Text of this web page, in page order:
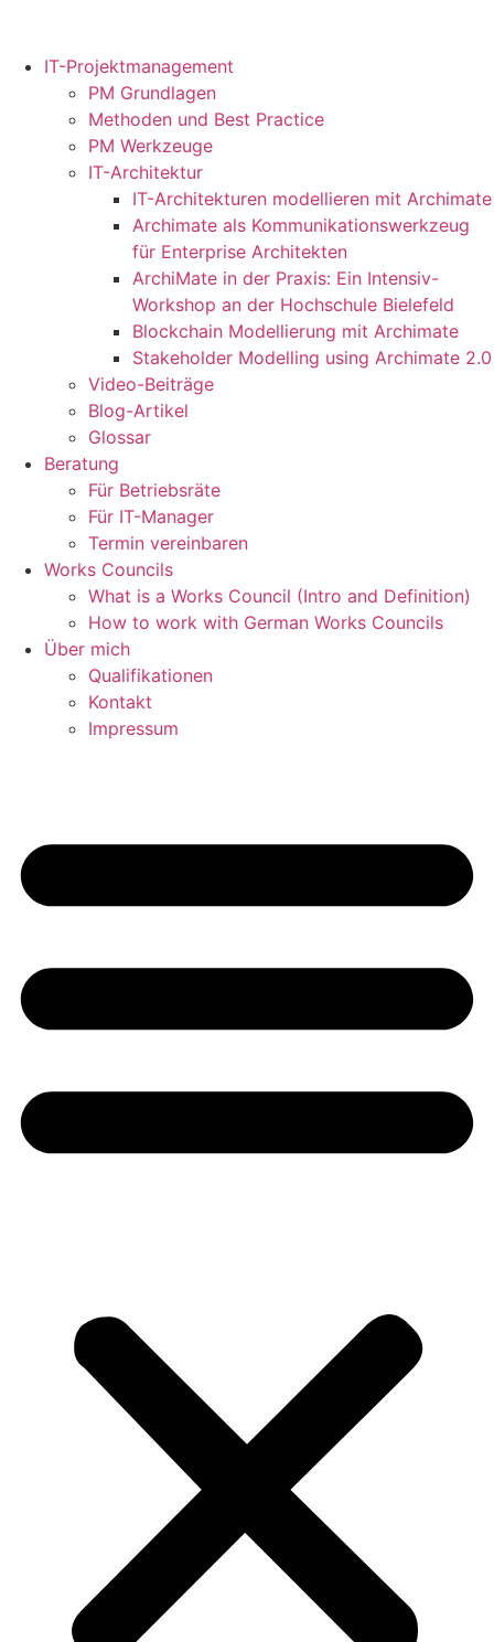
IT-Projektmanagement
PM Grundlagen
Methoden und Best Practice
PM Werkzeuge
IT-Architektur
IT-Architekturen modellieren mit Archimate
Archimate als Kommunikationswerkzeug
für Enterprise Architekten
ArchiMate in der Praxis: Ein Intensiv-
Workshop an der Hochschule Bielefeld
Blockchain Modellierung mit Archimate
Stakeholder Modelling using Archimate 2.0
Video-Beiträge
Blog-Artikel
Glossar
Beratung
Für Betriebsräte
Für IT-Manager
Termin vereinbaren
Works Councils
What is a Works Council (Intro and Definition)
How to work with German Works Councils
Über mich
Qualifikationen
Kontakt
Impressum